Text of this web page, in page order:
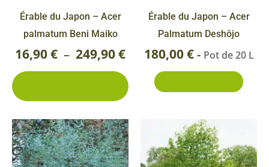
Érable du Japon – Acer
palmatum Beni Maiko
16,90€ – 249,90€
choisies
page
produit
Érable du Japon – Acer
Palmatum Deshôjo
180,00€- Pot de 20 L